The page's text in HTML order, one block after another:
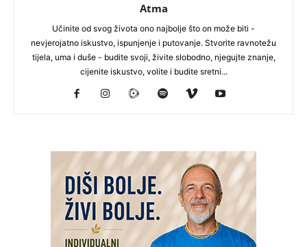
Atma
Učinite od svog života ono najbolje što on može biti -
nevjerojatno iskustvo, ispunjenje i putovanje. Stvorite ravnotežu
tijela, uma i duše - budite svoji, živite slobodno, njegujte znanje,
cijenite iskustvo, volite i budite sretni...